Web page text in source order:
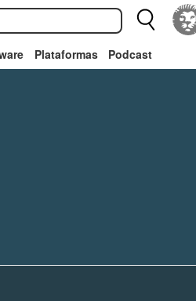
Plataformas Podcast